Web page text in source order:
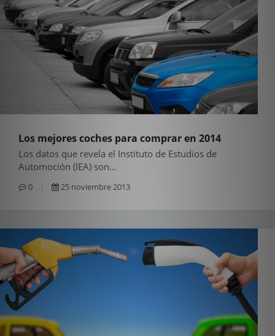
Los mejores coches para comprar en 2014
Los datos que revela el Instituto de Estudios de
Automoción (IEA) son...
0 25 noviembre 2013